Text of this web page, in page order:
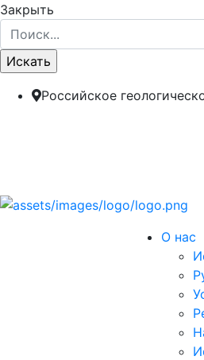
Закрыть
Российское
О нас